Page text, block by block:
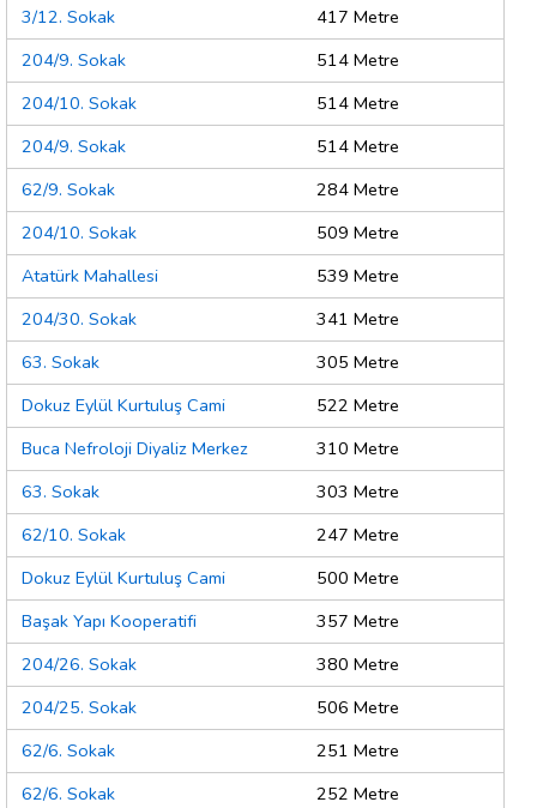
3/12. Sokak
417 Metre
204/9. Sokak
514 Metre
204/10. Sokak
514 Metre
204/9. Sokak
514 Metre
62/9. Sokak
284 Metre
204/10. Sokak
509 Metre
Atatürk Mahallesi
539 Metre
204/30. Sokak
341 Metre
63. Sokak
305 Metre
Dokuz Eylül Kurtuluş Cami
522 Metre
Buca Nefroloji Diyaliz Merkez
310 Metre
63. Sokak
303 Metre
62/10. Sokak
247 Metre
Dokuz Eylül Kurtuluş Cami
500 Metre
Başak Yapı Kooperatifi
357 Metre
204/26. Sokak
380 Metre
204/25. Sokak
506 Metre
62/6. Sokak
251 Metre
62/6. Sokak
252 Metre